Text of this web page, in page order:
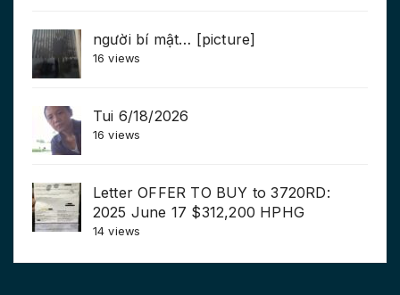
người bí mật… [picture]
16 views
Tui 6/18/2026
16 views
Letter OFFER TO BUY to 3720RD:
2025 June 17 $312,200 HPHG
14 views